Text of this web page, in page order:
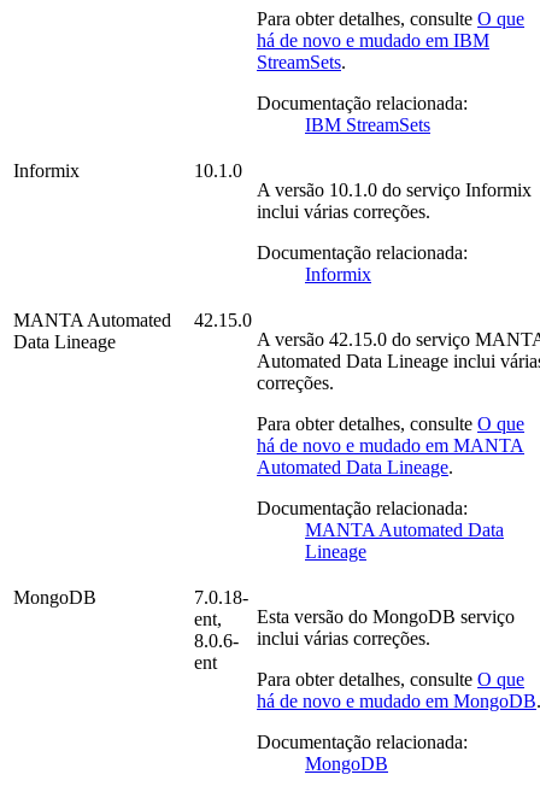
Para obter detalhes, consulte O que
há de novo e mudado em IBM
StreamSets.
Documentação relacionada:
IBM StreamSets
Informix
10.1.0
A versão 10.1.0 do serviço Informix
inclui várias correções.
Documentação relacionada:
Informix
MANTA Automated
Data Lineage
42.15.0
A versão 42.15.0 do serviço
Automated Data Lineage inclui
correções.
Para obter detalhes, consulte O que
há de novo e mudado em MANTA
Automated Data Lineage.
Documentação relacionada:
MANTA Automated Data
Lineage
MongoDB
7.0.18-
ent,
8.0.6-
ent
Esta versão do MongoDB serviço
inclui várias correções.
Para obter detalhes, consulte O que
há de novo e mudado em MongoDB.
Documentação relacionada:
MongoDB